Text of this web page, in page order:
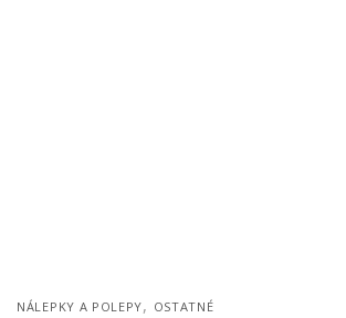
NÁLEPKY A POLEPY, OSTATNÉ